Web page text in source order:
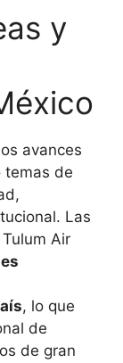
y
avances
temas de
Las
Air
, lo que
de
de gran